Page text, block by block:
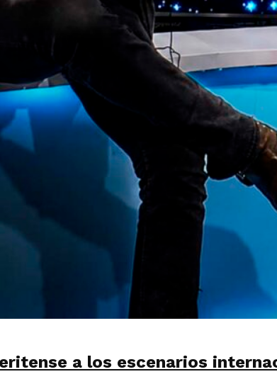
a los escenarios